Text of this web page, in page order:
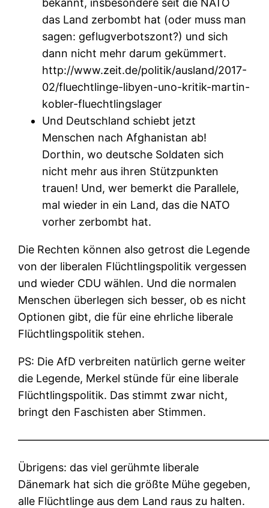
bekannt, insbesondere seit die NATO
das Land zerbombt hat (oder muss man
sagen: geflugverbotszont?) und sich
dann nicht mehr darum gekümmert.
http://www.zeit.de/politik/ausland/2017-
02/fluechtlinge-libyen-uno-kritik-martin-
kobler-fluechtlingslager
Und Deutschland schiebt jetzt
Menschen nach Afghanistan ab!
Dorthin, wo deutsche Soldaten sich
nicht mehr aus ihren Stützpunkten
trauen! Und, wer bemerkt die Parallele,
mal wieder in ein Land, das die NATO
vorher zerbombt hat.
Die Rechten können also getrost die Legende
von der liberalen Flüchtlingspolitik vergessen
und wieder CDU wählen. Und die normalen
Menschen überlegen sich besser, ob es nicht
Optionen gibt, die für eine ehrliche liberale
Flüchtlingspolitik stehen.
PS: Die AfD verbreiten natürlich gerne weiter
die Legende, Merkel stünde für eine liberale
Flüchtlingspolitik. Das stimmt zwar nicht,
bringt den Faschisten aber Stimmen.
Übrigens: das viel gerühmte liberale
Dänemark hat sich die größte Mühe gegeben,
alle Flüchtlinge aus dem Land raus zu halten.